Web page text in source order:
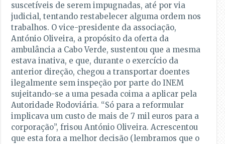
suscetíveis de serem impugnadas, até por via
judicial, tentando restabelecer alguma ordem nos
trabalhos. O vice-presidente da associação,
António Oliveira, a propósito da oferta da
ambulância a Cabo Verde, sustentou que a mesma
estava inativa, e que, durante o exercício da
anterior direção, chegou a transportar doentes
ilegalmente sem inspeção por parte do INEM
sujeitando-se a uma pesada coima a aplicar pela
Autoridade Rodoviária. “Só para a reformular
implicava um custo de mais de 7 mil euros para a
corporação”, frisou António Oliveira. Acrescentou
que esta fora a melhor decisão (lembramos que o